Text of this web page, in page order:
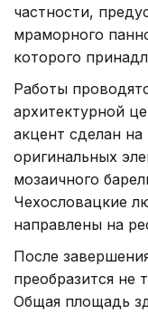
частности,
мраморного
которого
Работы
архитектурной
акцент сделан
оригинальных
мозаичного
Чехословацкие
направлены на
После
преобразится не
Общая площадь